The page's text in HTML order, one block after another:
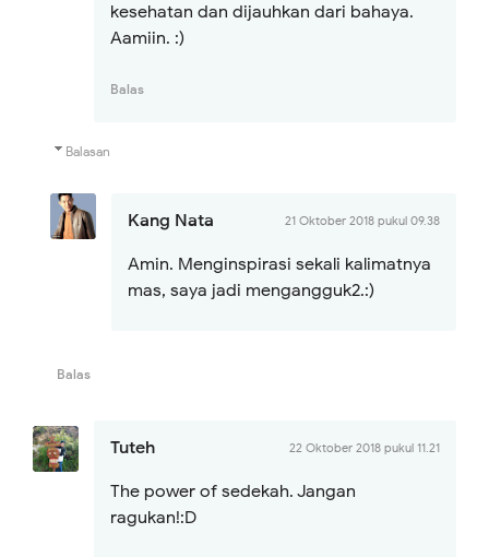
kesehatan dan dijauhkan dari bahaya.
Aamiin. :)
Balas
Balasan
Kang Nata 21 Oktober 2018 pukul 09.38
Amin. Menginspirasi sekali kalimatnya
mas, saya jadi mengangguk2.:)
Balas
Tuteh 22 Oktober 2018 pukul 11.21
The power of sedekah. Jangan
ragukan!:D